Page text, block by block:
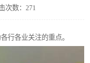
次数：271
行各业关注的重点。